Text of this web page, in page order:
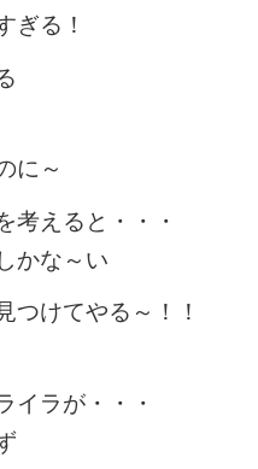
ぎる！
に～
考えると・・・
かな～い
つけてやる～！！
イラが・・・